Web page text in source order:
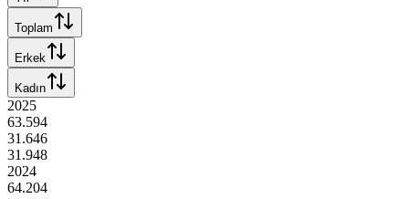
Toplam
Erkek
Kadın
2025
63.594
31.646
31.948
2024
64.204